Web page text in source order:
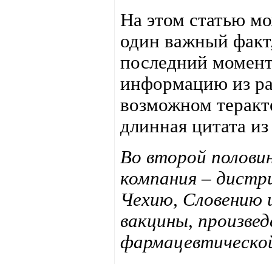
На этом статью
один важный
последний
информацию из
возможном
длинная цитата
Во второй
компания –
Чехию, Словению
вакцины,